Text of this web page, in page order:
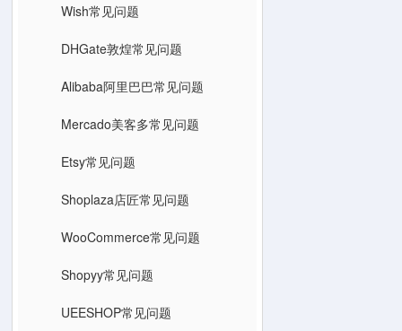
Wish常见问题
DHGate敦煌常见问题
Alibaba阿里巴巴常见问题
Mercado美客多常见问题
Etsy常见问题
Shoplaza店匠常见问题
WooCommerce常见问题
Shopyy常见问题
UEESHOP常见问题